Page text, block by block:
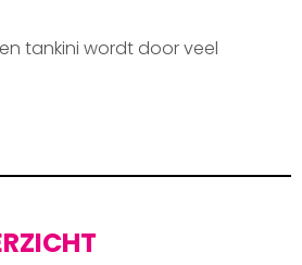
tankini wordt door veel